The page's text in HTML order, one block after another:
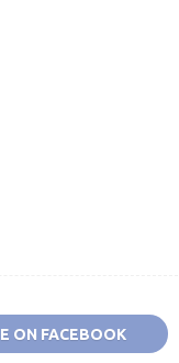
ON FACEBOOK